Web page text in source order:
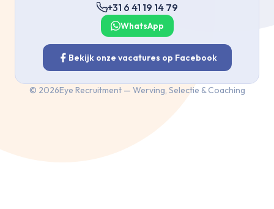
+31 6 41 19 14 79
WhatsApp
Bekijk onze vacatures op Facebook
© 2026Eye Recruitment — Werving, Selectie & Coaching